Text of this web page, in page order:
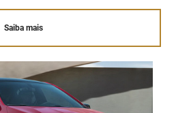
Saiba mais